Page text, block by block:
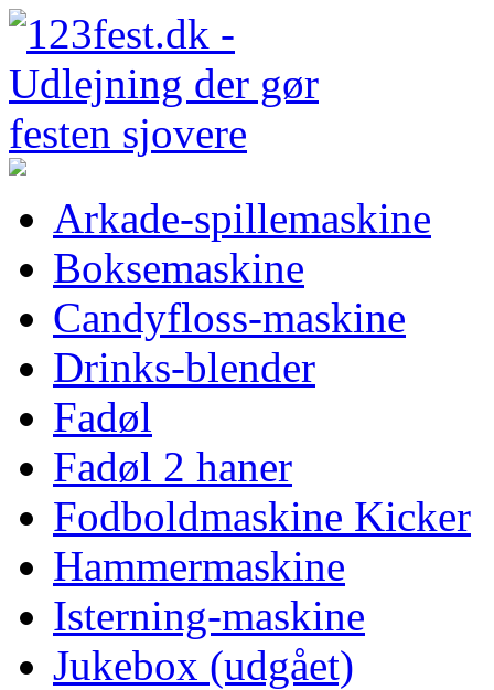
Arkade-spillemaskine
Boksemaskine
Candyfloss-maskine
Drinks-blender
Fadøl
Fadøl 2 haner
Fodboldmaskine Kicker
Hammermaskine
Isterning-maskine
Jukebox (udgået)